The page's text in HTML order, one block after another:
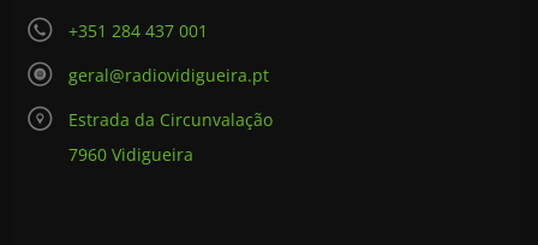
+351 284 437 001
geral@radiovidigueira.pt
Estrada da Circunvalação
7960 Vidigueira